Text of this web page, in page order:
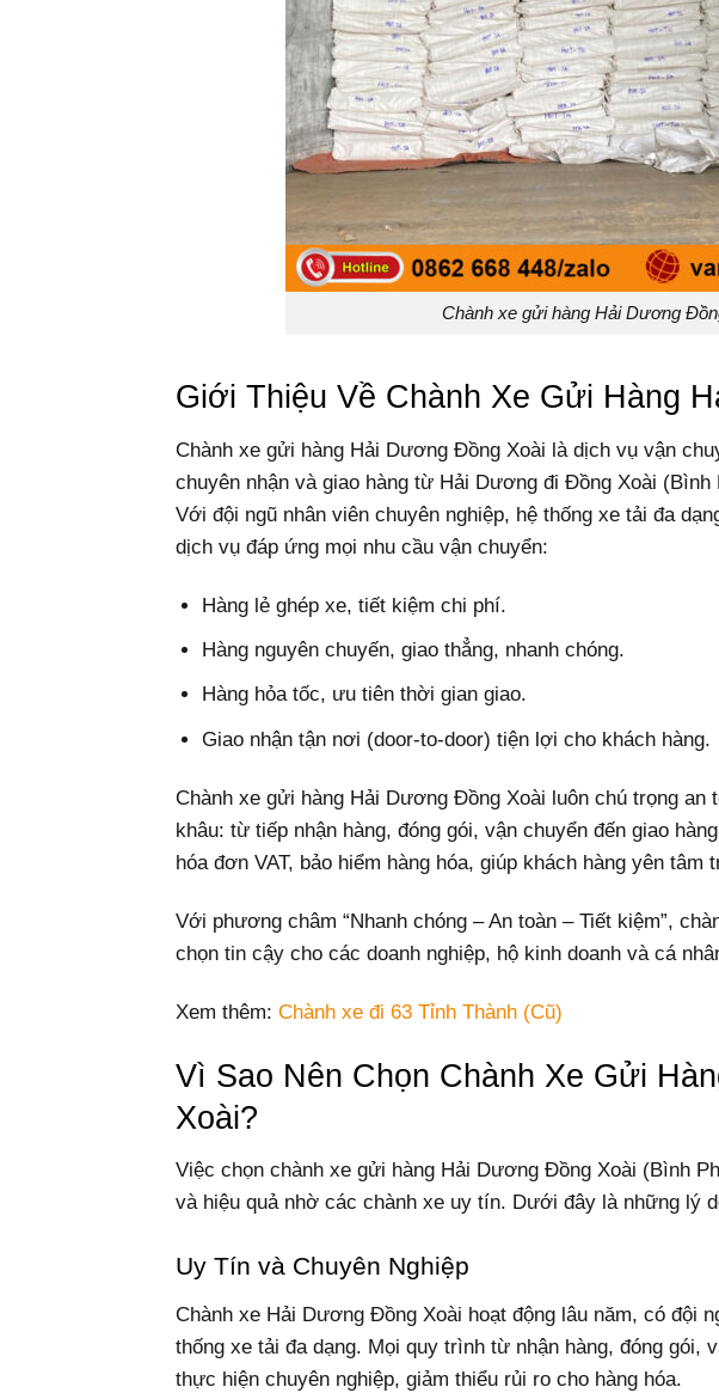
Chành xe gửi hàng Hải Dương
Giới Thiệu Về Chành Xe Gửi Hàng
Chành xe gửi hàng Hải Dương Đồng Xoài là dịch vụ vận
chuyên nhận và giao hàng từ Hải Dương đi Đồng Xoài
Với đội ngũ nhân viên chuyên nghiệp, hệ thống xe tải đa
dịch vụ đáp ứng mọi nhu cầu vận chuyển:
Hàng lẻ ghép xe, tiết kiệm chi phí.
Hàng nguyên chuyến, giao thẳng, nhanh chóng.
Hàng hỏa tốc, ưu tiên thời gian giao.
Giao nhận tận nơi (door-to-door) tiện lợi cho khách hàng.
Chành xe gửi hàng Hải Dương Đồng Xoài luôn chú trọng an
khâu: từ tiếp nhận hàng, đóng gói, vận chuyển đến giao
hóa đơn VAT, bảo hiểm hàng hóa, giúp khách hàng yên tâm
Với phương châm “Nhanh chóng – An toàn – Tiết kiệm”,
chọn tin cậy cho các doanh nghiệp, hộ kinh doanh và cá
Xem thêm: Chành xe đi 63 Tỉnh Thành (Cũ)
Vì Sao Nên Chọn Chành Xe Gửi
Xoài?
Việc chọn chành xe gửi hàng Hải Dương Đồng Xoài (Bình
và hiệu quả nhờ các chành xe uy tín. Dưới đây là những lý
Uy Tín và Chuyên Nghiệp
Chành xe Hải Dương Đồng Xoài hoạt động lâu năm, có đội
thống xe tải đa dạng. Mọi quy trình từ nhận hàng, đóng gói,
thực hiện chuyên nghiệp, giảm thiểu rủi ro cho hàng hóa.